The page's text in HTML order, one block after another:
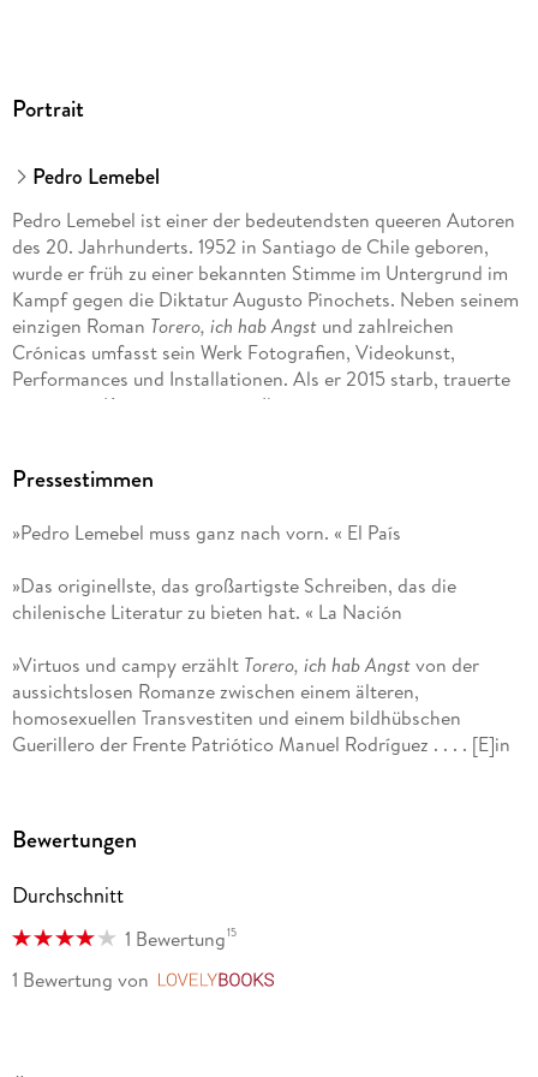
Portrait
Pedro Lemebel
Pedro Lemebel ist einer der bedeutendsten queeren Autoren
des 20. Jahrhunderts. 1952 in Santiago de Chile geboren,
wurde er früh zu einer bekannten Stimme im Untergrund im
Kampf gegen die Diktatur Augusto Pinochets. Neben seinem
einzigen Roman Torero, ich hab Angstund zahlreichen
Crónicas umfasst sein Werk Fotografien, Videokunst,
Performances und Installationen. Als er 2015 starb, trauerte
ein ganzer Kontinent um eine Ikone.
Übersetzer für spanischsprachige Literatur und seit 2005
Pressestimmen
»Pedro Lemebel muss ganz nach vorn. « El País
»Das originellste, das großartigste Schreiben, das die
chilenische Literatur zu bieten hat. « La Nación
»Virtuos und campy erzählt Torero, ich hab Angstvon der
aussichtslosen Romanze zwischen einem älteren,
homosexuellen Transvestiten und einem bildhübschen
Guerillero der Frente Patriótico Manuel Rodríguez . . . . [E]in
und Denken in Ausrufezeichen und Majuskeln. « Marko
Martin, DIE WELT
»Torero, ich hab Angstist ein bemerkenswertes queeres
Bewertungen
Durchschnitt
1 Bewertung15
1 Bewertung von